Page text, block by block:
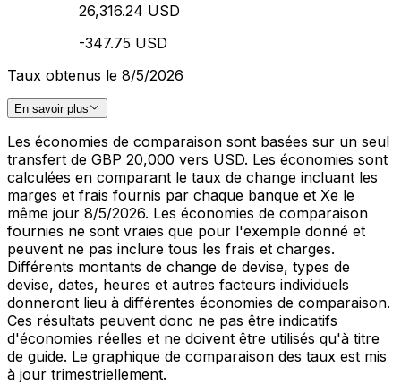
26,316.24 USD
-347.75 USD
Taux obtenus le 8/5/2026
En savoir plus
Les économies de comparaison sont basées sur un seul
transfert de GBP 20,000 vers USD. Les économies sont
calculées en comparant le taux de change incluant les
marges et frais fournis par chaque banque et Xe le
même jour 8/5/2026. Les économies de comparaison
fournies ne sont vraies que pour l'exemple donné et
peuvent ne pas inclure tous les frais et charges.
Différents montants de change de devise, types de
devise, dates, heures et autres facteurs individuels
donneront lieu à différentes économies de comparaison.
Ces résultats peuvent donc ne pas être indicatifs
d'économies réelles et ne doivent être utilisés qu'à titre
de guide. Le graphique de comparaison des taux est mis
à jour trimestriellement.